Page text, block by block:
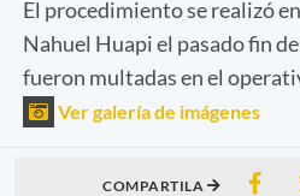
El procedimiento se realizó
Nahuel Huapi el pasado fin
fueron multadas en el
Ver galería de imágenes
COMPARTILA